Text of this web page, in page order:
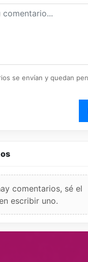
se envían y quedan
comentarios, sé el
escribir uno.